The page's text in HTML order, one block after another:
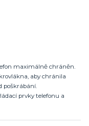
maximálně chráněn.
aby chránila
poškrábání.
prvky telefonu a